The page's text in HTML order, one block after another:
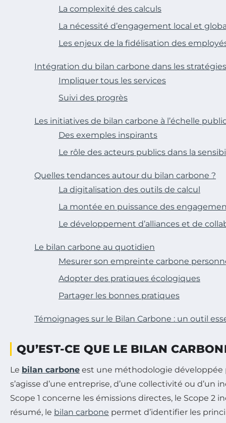
La complexité des calculs
La nécessité d’engagement local et
Les enjeux de la fidélisation des
Intégration du bilan carbone dans les
Impliquer tous les services
Suivi des progrès
Les initiatives de bilan carbone à l’échelle
Des exemples inspirants
Le rôle des acteurs publics dans la
Quelles tendances autour du bilan carbone ?
La digitalisation des outils de calcul
La montée en puissance des
Le développement d’alliances et de
Le bilan carbone au quotidien
Mesurer son empreinte carbone
Adopter des pratiques écologiques
Partager les bonnes pratiques
Témoignages sur le Bilan Carbone : un outil
QU’EST-CE QUE LE BILAN
Le bilan carbone est une méthodologie développée
s’agisse d’une entreprise, d’une collectivité ou
Scope 1 concerne les émissions directes, le Scope 2
résumé, le bilan carbone permet d’identifier les